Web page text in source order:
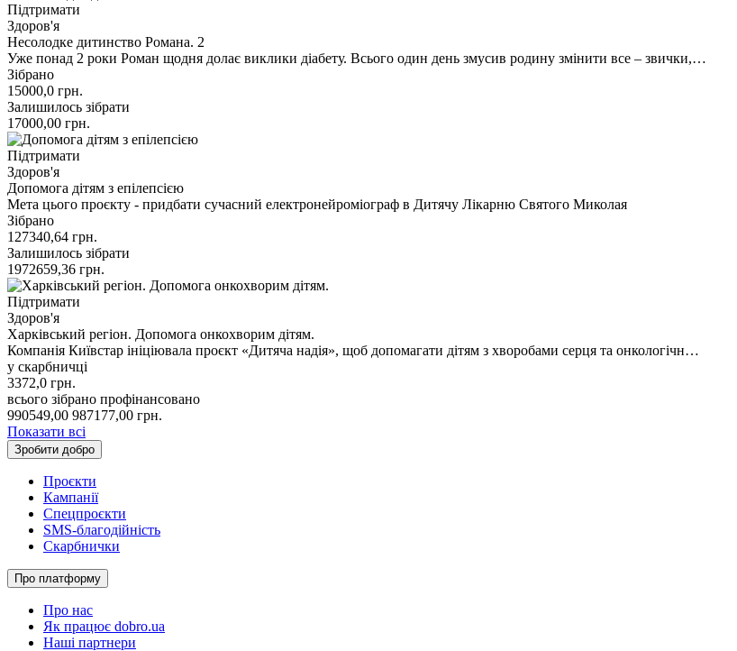
Підтримати
Здоров'я
Несолодке дитинство Романа. 2
Уже понад 2 роки Роман щодня долає виклики діабету. Всього один день змусив родину змінити все – звички,…
Зібрано
15000,0 грн.
Залишилось зібрати
17000,00 грн.
Підтримати
Здоров'я
Допомога дітям з епілепсією
Мета цього проєкту - придбати сучасний електронейроміограф в Дитячу Лікарню Святого Миколая
Зібрано
127340,64 грн.
Залишилось зібрати
1972659,36 грн.
Підтримати
Здоров'я
Харківський регіон. Допомога онкохворим дітям.
Компанія Київстар ініціювала проєкт «Дитяча надія», щоб допомагати дітям з хворобами серця та онкологічн…
у скарбничці
3372,0 грн.
всього зібрано профінансовано
990549,00 987177,00 грн.
Показати всі
Зробити добро
Проєкти
Кампанії
Спецпроєкти
SMS-благодійність
Скарбнички
Про платформу
Про нас
Як працює dobro.ua
Наші партнери